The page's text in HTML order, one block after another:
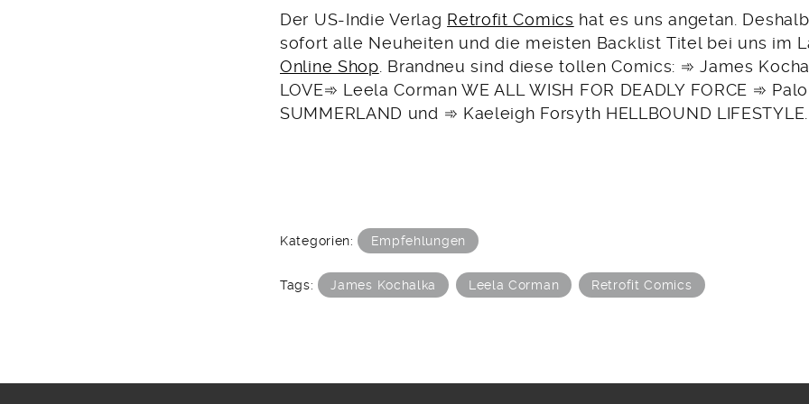
Der US-Indie Verlag Retrofit Comics hat es uns angetan.
sofort alle Neuheiten und die meisten Backlist Titel bei uns im
Online Shop . Brandneu sind diese tollen Comics: ➾ James
LOVE➾ Leela Corman WE ALL WISH FOR DEADLY FORCE ➾
SUMMERLAND und ➾ Kaeleigh Forsyth HELLBOUND LIFESTYLE.
Kategorien: Empfehlungen
Tags: James Kochalka Leela Corman Retrofit Comics